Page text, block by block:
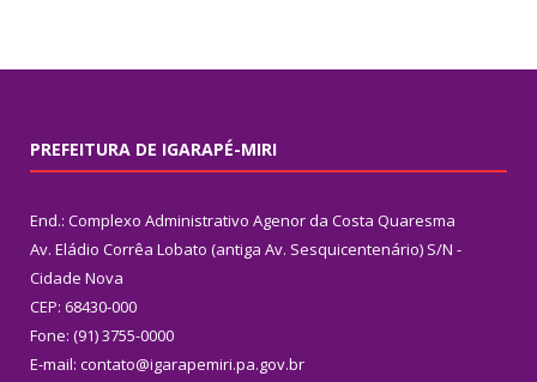
PREFEITURA DE IGARAPÉ-MIRI
End.: Complexo Administrativo Agenor da Costa Quaresma
Av. Eládio Corrêa Lobato (antiga Av. Sesquicentenário) S/N -
Cidade Nova
CEP: 68430-000
Fone: (91) 3755-0000
E-mail: contato@igarapemiri.pa.gov.br